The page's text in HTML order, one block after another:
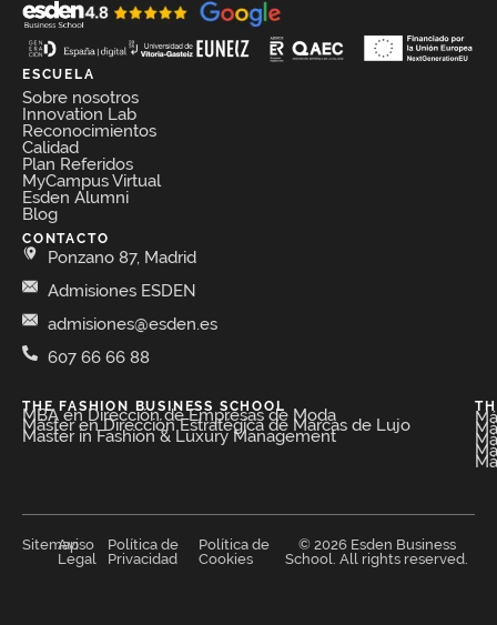
ESCUELA
Sobre nosotros
Innovation Lab
Reconocimientos
Calidad
Plan Referidos
MyCampus Virtual
Esden Alumni
Blog
CONTACTO
Ponzano 87, Madrid
Admisiones ESDEN
admisiones@esden.es
607 66 66 88
THE FASHION BUSINESS SCHOOL​
MBA en Dirección de Empresas de Moda​
Máster en Dirección Estratégica de Marcas de Lujo
Master in Fashion & Luxury Management
© 2026 Esden Business
School. All rights reserved.
Sitemap
Aviso
Legal
Política de
Privacidad
Política de
Cookies